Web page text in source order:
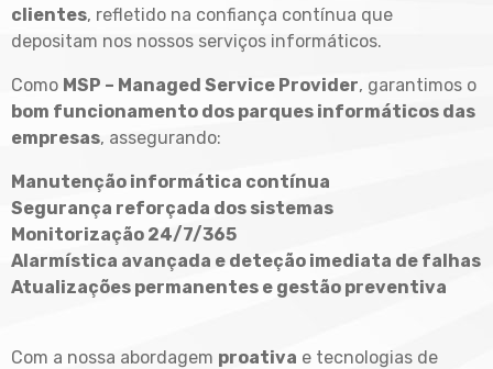
clientes, refletido na confiança contínua que
depositam nos nossos serviços informáticos.
Como MSP – Managed Service Provider, garantimos o
bom funcionamento dos parques informáticos das
empresas, assegurando:
Manutenção informática contínua
Segurança reforçada dos sistemas
Monitorização 24/7/365
Alarmística avançada e deteção imediata de falhas
Atualizações permanentes e gestão preventiva
Com a nossa abordagem proativa e tecnologias de